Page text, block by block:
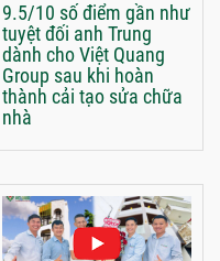
9.5/10 số điểm gần như
tuyệt đối anh Trung
dành cho Việt Quang
Group sau khi hoàn
thành cải tạo sửa chữa
nhà